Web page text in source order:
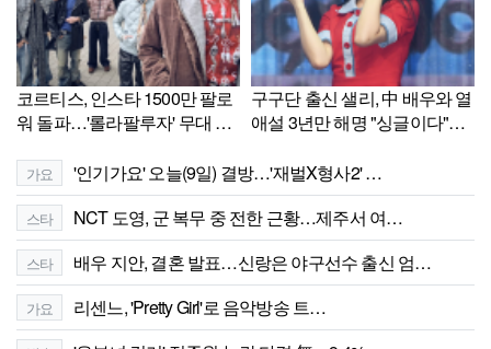
코르티스, 인스타 1500만 팔로
워 돌파…'롤라팔루자' 무대 후
구구단 출신 샐리, 中 배우와 열
애설 3년만 해명 "싱글이다"
가요 '인기가요' 오늘(9일) 결방…'재벌X형사2' …
스타 NCT 도영, 군 복무 중 전한 근황…제주서 여…
스타 배우 지안, 결혼 발표…신랑은 야구선수 출신 엄…
가요 리센느, 'Pretty Girl'로 음악방송 트…